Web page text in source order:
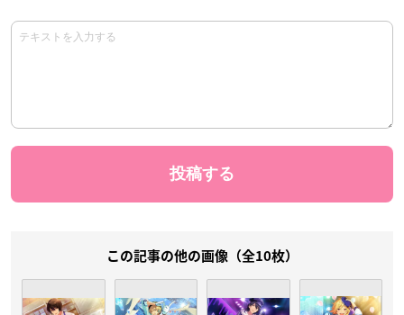
この記事の他の画像（全10枚）